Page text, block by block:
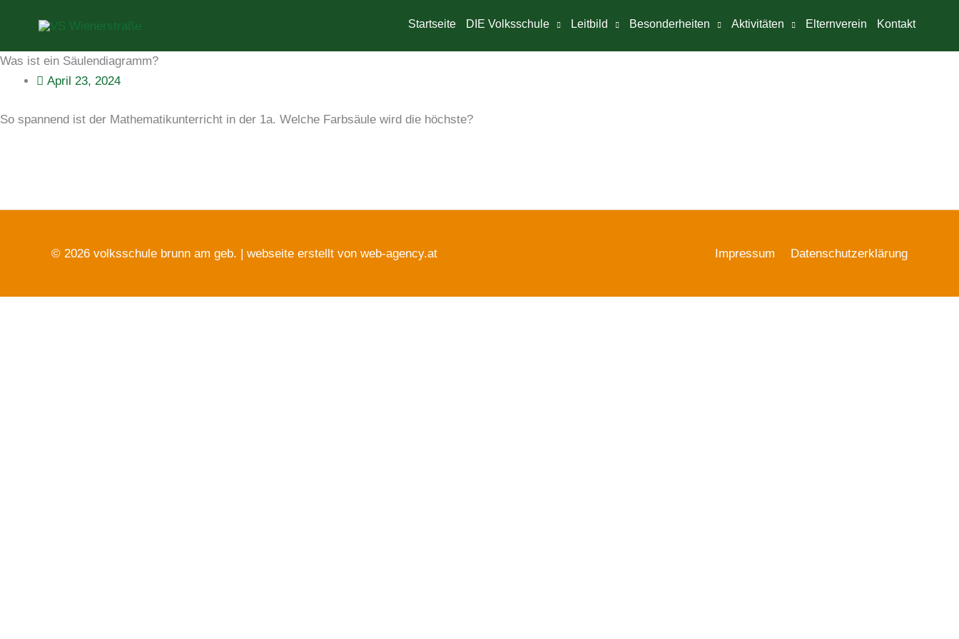
springen
Startseite DIE Volksschule Leitbild Besonderheiten Aktivitäten Elternverein Kontakt
Was ist ein Säulendiagramm?
April 23, 2024
So spannend ist der Mathematikunterricht in der 1a. Welche Farbsäule wird die höchste?
© 2026 volksschule brunn am geb. | webseite erstellt von web-agency.at Impressum Datenschutzerklärung